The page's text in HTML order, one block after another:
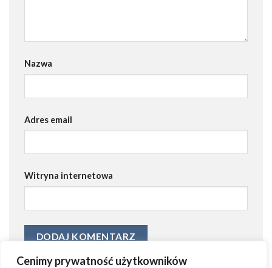
Cenimy prywatność użytkowników
Nazwa
Adres email
Witryna internetowa